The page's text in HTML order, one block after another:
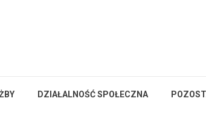
DZIAŁALNOŚĆ SPOŁECZNA